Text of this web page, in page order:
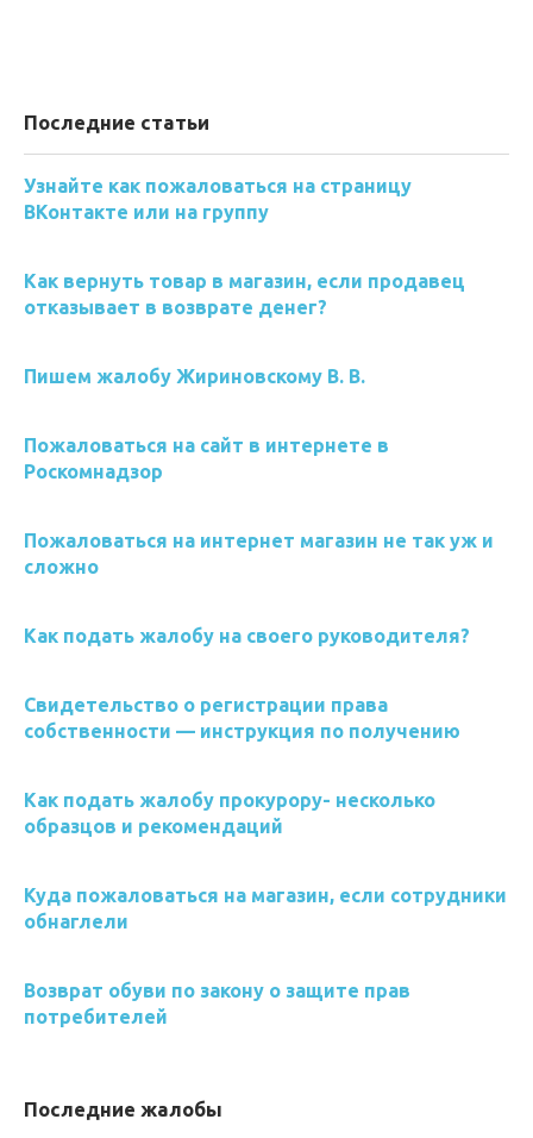
Последние статьи
Узнайте как пожаловаться на страницу
ВКонтакте или на группу
Как вернуть товар в магазин, если продавец
отказывает в возврате денег?
Пишем жалобу Жириновскому В. В.
Пожаловаться на сайт в интернете в
Роскомнадзор
Пожаловаться на интернет магазин не так уж и
сложно
Как подать жалобу на своего руководителя?
Свидетельство о регистрации права
собственности — инструкция по получению
Как подать жалобу прокурору- несколько
образцов и рекомендаций
Куда пожаловаться на магазин, если сотрудники
обнаглели
Возврат обуви по закону о защите прав
потребителей
Последние жалобы